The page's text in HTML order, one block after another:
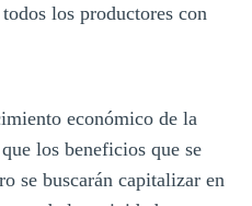
los productores con
económico de la
los beneficios que se
se buscarán capitalizar en